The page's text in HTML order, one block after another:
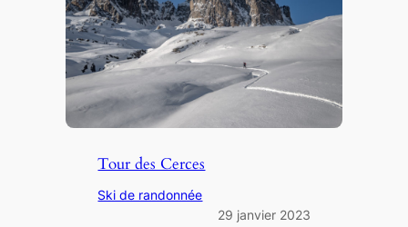
Tour des Cerces
Ski de randonnée
29 janvier 2023